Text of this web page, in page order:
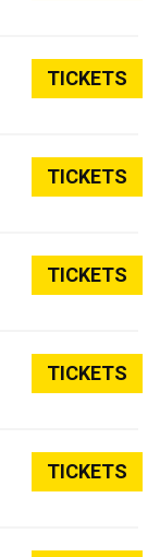
TICKETS
TICKETS
TICKETS
TICKETS
TICKETS